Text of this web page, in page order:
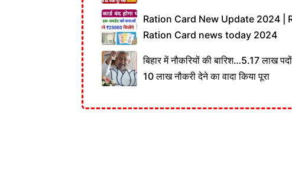
Ration Card New Update 2024 |
Ration Card news today 2024
बिहार में नौकरियों की बारिश…5.17 लाख
10 लाख नौकरी देने का वादा किया पूरा